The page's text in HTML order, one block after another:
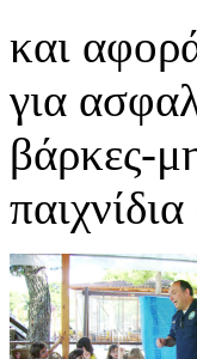
και
για
βάρκες-